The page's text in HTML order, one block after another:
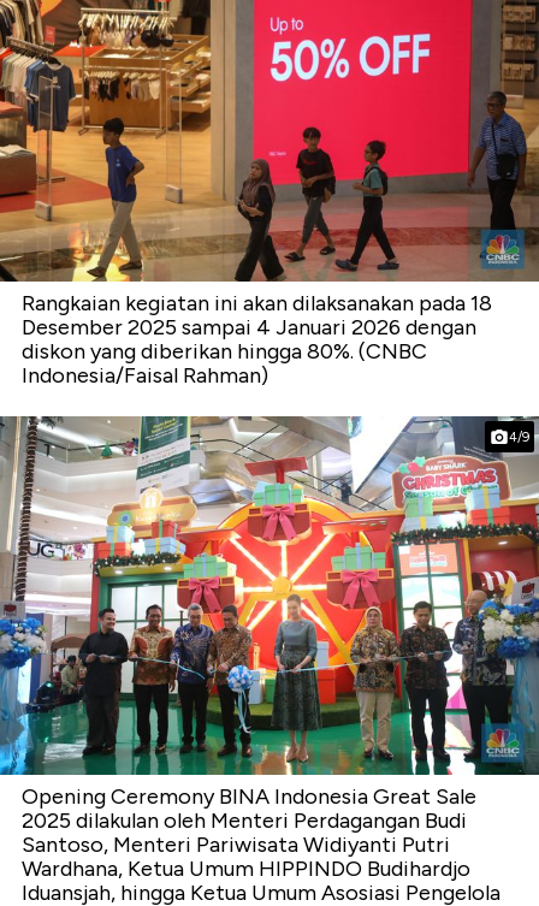
Rangkaian kegiatan ini akan dilaksanakan pada 18
Desember 2025 sampai 4 Januari 2026 dengan
diskon yang diberikan hingga 80%. (CNBC
Indonesia/Faisal Rahman)
4/9
Opening Ceremony BINA Indonesia Great Sale
2025 dilakulan oleh Menteri Perdagangan Budi
Santoso, Menteri Pariwisata Widiyanti Putri
Wardhana, Ketua Umum HIPPINDO Budihardjo
Iduansjah, hingga Ketua Umum Asosiasi Pengelola